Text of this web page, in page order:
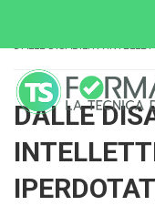
DALLE DISABILITÀ
DALLE